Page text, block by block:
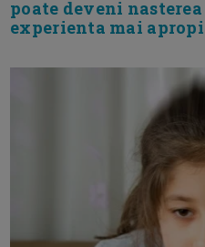
poate deveni
experienta mai